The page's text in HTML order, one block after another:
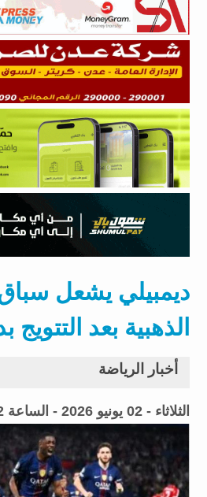
ديمبيلي يشعل
الذهبية بعد
أخبار الرياضة
الثلاثاء - 02 يونيو 2026 - الساعة 11:42 م